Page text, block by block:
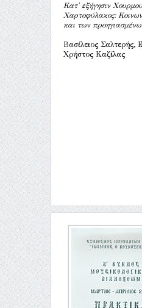
Κατ' εξήγησιν
Χαρτοφύλακος:
και των
Βασίλειος Σαλτερής,
Χρήστος Καζίλας